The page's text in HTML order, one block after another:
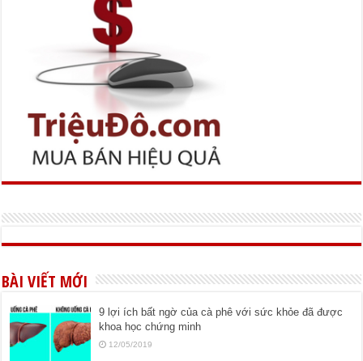
BÀI VIẾT MỚI
9 lợi ích bất ngờ của cà phê với sức khỏe đã được
khoa học chứng minh
12/05/2019